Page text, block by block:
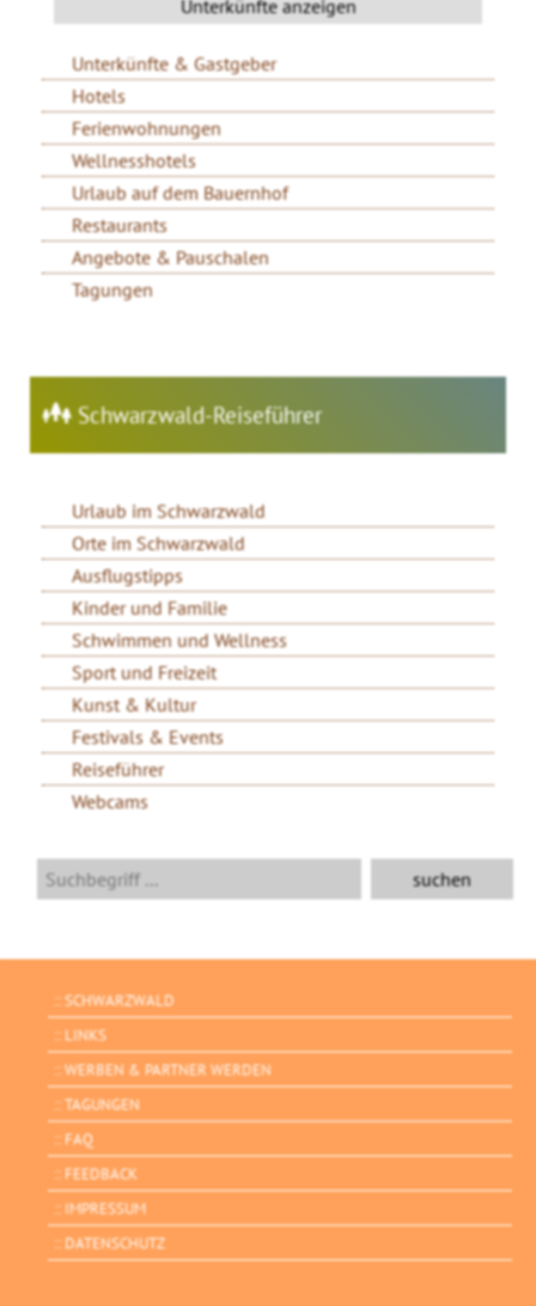
Unterkünfte & Gastgeber
Hotels
Ferienwohnungen
Wellnesshotels
Urlaub auf dem Bauernhof
Restaurants
Angebote & Pauschalen
Tagungen
Schwarzwald-Reiseführer
Urlaub im Schwarzwald
Orte im Schwarzwald
Ausflugstipps
Kinder und Familie
Schwimmen und Wellness
Sport und Freizeit
Kunst & Kultur
Festivals & Events
Reiseführer
Webcams
SCHWARZWALD
LINKS
WERBEN & PARTNER WERDEN
TAGUNGEN
FAQ
FEEDBACK
IMPRESSUM
DATENSCHUTZ